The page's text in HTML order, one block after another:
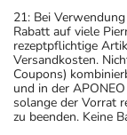
21: Bei
Rabatt auf viele
rezeptpflichtige
Versandkosten.
Coupons)
und in der
solange der Vorrat
zu beenden. Keine